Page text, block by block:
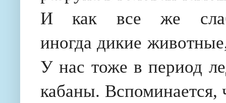
И как все же
иногда дикие
У нас тоже в период
кабаны. Вспоминается,